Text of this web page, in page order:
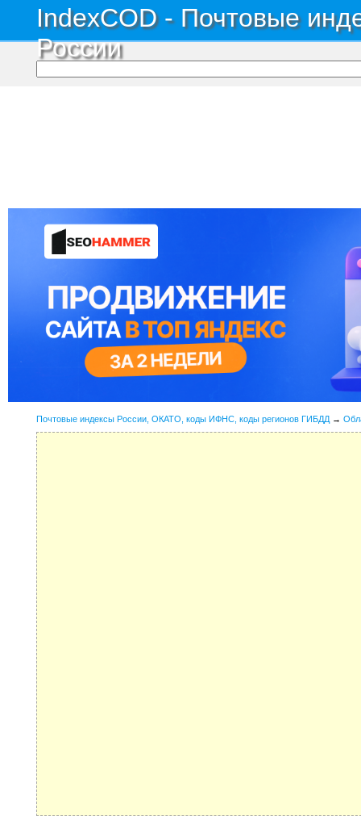
IndexCOD - Почтовые
России
Почтовые индексы России, ОКАТО, коды ИФНС, коды регионов ГИБДД →